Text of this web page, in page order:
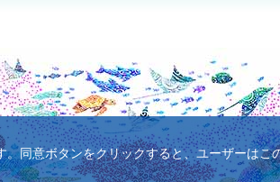
同意ボタンをクリックすると、ユーザーは